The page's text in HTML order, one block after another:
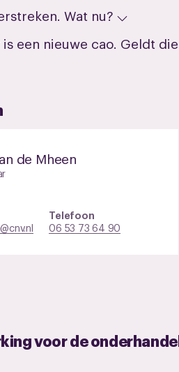
Wat nu?
een nieuwe cao. Geldt
de Mheen
Telefoon
06 53 73 64 90
voor de